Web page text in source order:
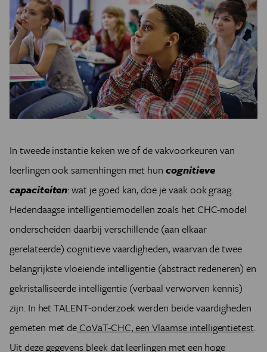
In tweede instantie keken we of de vakvoorkeuren van
leerlingen ook samenhingen met huncognitieve
capaciteiten: wat je goed kan, doe je vaak ook graag.
Hedendaagse intelligentiemodellen zoals het CHC-model
onderscheiden daarbij verschillende (aan elkaar
gerelateerde) cognitieve vaardigheden, waarvan de twee
belangrijkste vloeiende intelligentie (abstract redeneren) en
gekristalliseerde intelligentie (verbaal verworven kennis)
zijn. In het TALENT-onderzoek werden beide vaardigheden
gemeten met de CoVaT-CHC, een Vlaamse intelligentietest.
Uit deze gegevens bleek dat leerlingen met een hoge